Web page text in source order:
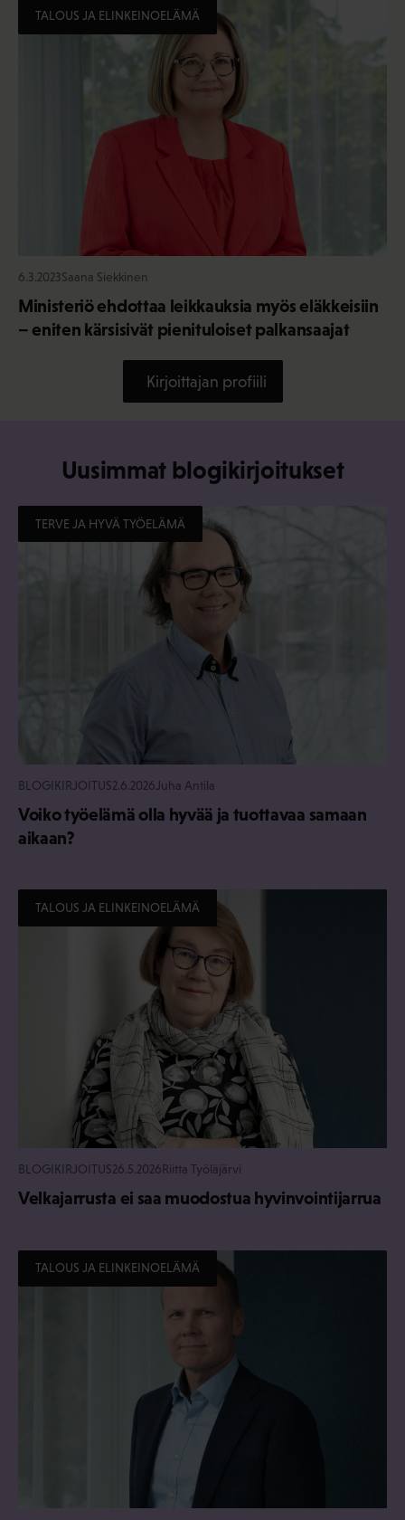
TALOUS JA ELINKEINOELÄMÄ
6.3.2023Saana Siekkinen
Ministeriö ehdottaa leikkauksia myös eläkkeisiin
– eniten kärsisivät pienituloiset palkansaajat
Kirjoittajan profiili
Uusimmat blogikirjoitukset
TERVE JA HYVÄ TYÖELÄMÄ
BLOGIKIRJOITUS2.6.2026 Juha Antila
Voiko työelämä olla hyvää ja tuottavaa samaan
aikaan?
TALOUS JA ELINKEINOELÄMÄ
BLOGIKIRJOITUS26.5.2026Riitta Työläjärvi
Velkajarrusta ei saa muodostua hyvinvointijarrua
TALOUS JA ELINKEINOELÄMÄ